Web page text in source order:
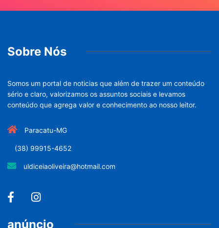
Sobre Nós
Somos um portal de noticias que além de trazer um conteúdo
sério e claro, valorizamos os assuntos sociais e levamos
conteúdo que agrega valor e conhecimento ao nosso leitor.
Paracatu-MG
(38) 99915-4652
uldiceiaoliveira@hotmail.com
anúncio